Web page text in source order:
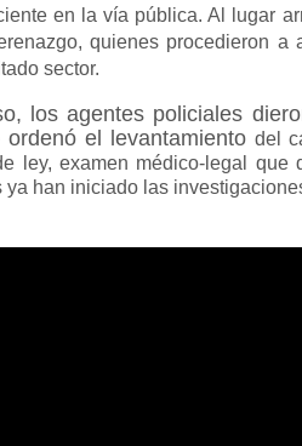
en la vía pública. Al lugar
quienes procedieron
sector.
los agentes policiales
el levantamiento del
ley, examen médico-legal que
han iniciado las